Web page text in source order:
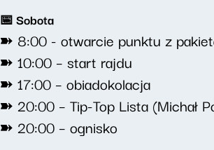
📅 Sobota
➽ 8:00 - otwarcie punktu z
➽ 10:00 – start rajdu
➽ 17:00 – obiadokolacja
➽ 20:00 – Tip-Top Lista (Michał
➽ 20:00 – ognisko